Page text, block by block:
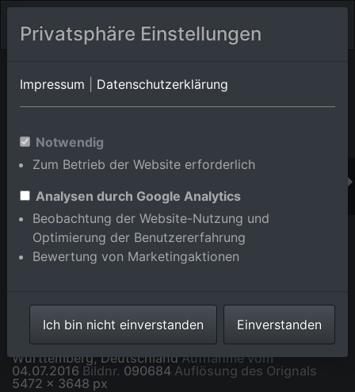
Orts-Album von Weinheim in Baden-Württemberg,Deutschland
Stadtansicht unter dem Steinbruch Weinheim neben
Burg Wachenburg im Bundesland Baden-
Württemberg, DeutschlandAufnahme vom
04.07.2016 Bildnr. 090684 Auflösung des Orignals
5472 x 3648 px
Privatsphäre Einstellungen
Impressum Datenschutzerklärung
Notwendig
Zum Betrieb der Website erforderlich
Analysen durch Google Analytics
Beobachtung der Website-Nutzung und
Optimierung der Benutzererfahrung
Bewertung von Marketingaktionen
Ich bin nicht einverstanden Einverstanden